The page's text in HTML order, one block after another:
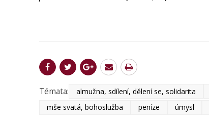
Témata: almužna, sdílení, dělení se, solidarita
mše svatá, bohoslužba
peníze úmysl